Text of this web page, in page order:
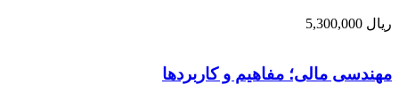
ریال
مهندسی مالی؛ مفاهیم و کاربردها